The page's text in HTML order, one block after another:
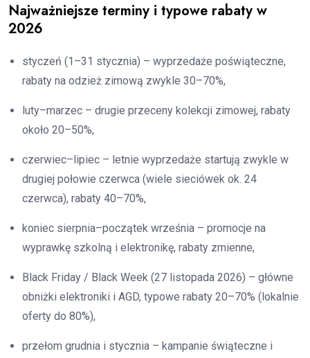
Najważniejsze terminy i typowe rabaty w
2026
styczeń (1–31 stycznia) – wyprzedaże poświąteczne,
rabaty na odzież zimową zwykle 30–70%,
luty–marzec – drugie przeceny kolekcji zimowej, rabaty
około 20–50%,
czerwiec–lipiec – letnie wyprzedaże startują zwykle w
drugiej połowie czerwca (wiele sieciówek ok. 24
czerwca), rabaty 40–70%,
koniec sierpnia–początek września – promocje na
wyprawkę szkolną i elektronikę, rabaty zmienne,
Black Friday / Black Week (27 listopada 2026) – główne
obniżki elektroniki i AGD, typowe rabaty 20–70% (lokalnie
oferty do 80%),
przełom grudnia i stycznia – kampanie świąteczne i